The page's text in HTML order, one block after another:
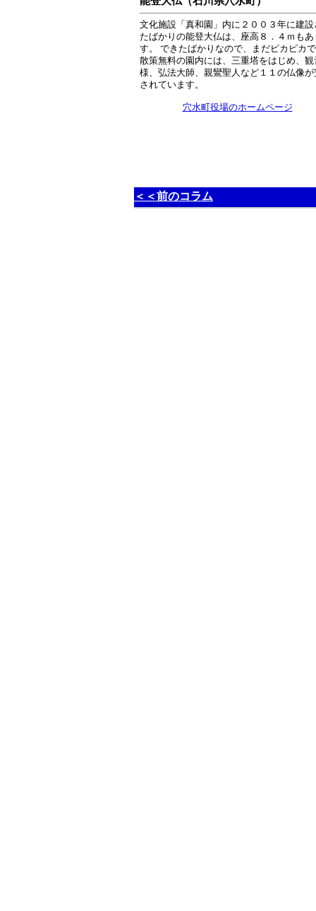
文化施設「真和園」内に２００３年に建設
たばかりの能登大仏は、座高８．４ｍもあ
す。 できたばかりなので、まだピカピカ
散策無料の園内には、三重塔をはじめ、観
様、弘法大師、親鸞聖人など１１の仏像が
されています。
穴水町役場のホームページ
＜＜前のコラム